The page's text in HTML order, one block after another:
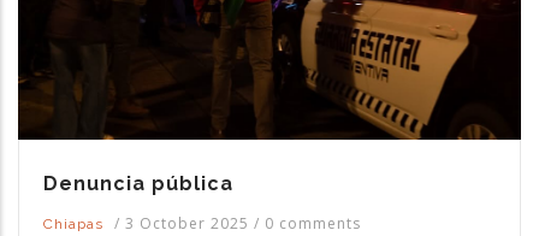
Denuncia pública
Chiapas / 3 October 2025 / 0 comments